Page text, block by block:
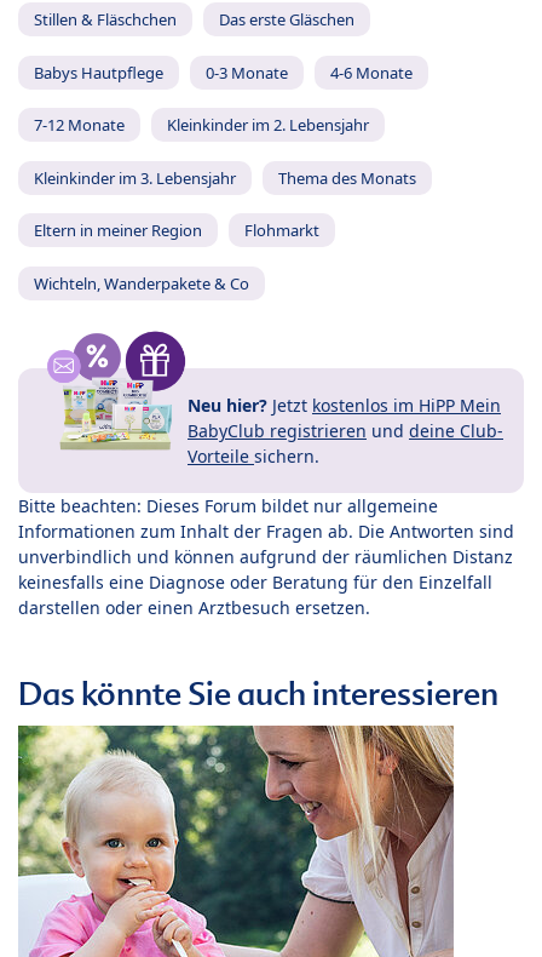
Stillen & Fläschchen Das erste Gläschen
Babys Hautpflege 0-3 Monate 4-6 Monate
7-12 Monate Kleinkinder im 2. Lebensjahr
Kleinkinder im 3. Lebensjahr Thema des Monats
Eltern in meiner Region Flohmarkt
Wichteln, Wanderpakete & Co
Neu hier? Jetzt kostenlos im HiPP Mein
BabyClub registrieren und deine Club-
Vorteile sichern.
Bitte beachten: Dieses Forum bildet nur allgemeine
Informationen zum Inhalt der Fragen ab. Die Antworten sind
unverbindlich und können aufgrund der räumlichen Distanz
keinesfalls eine Diagnose oder Beratung für den Einzelfall
darstellen oder einen Arztbesuch ersetzen.
Das könnte Sie auch interessieren